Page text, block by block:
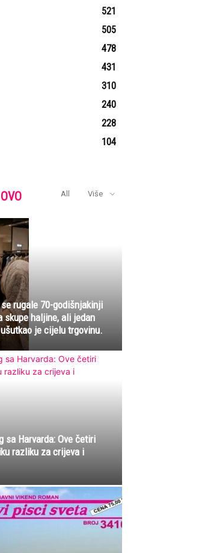
521
505
478
431
310
240
228
104
All Više
rugale 70-godišnjakinji
skupe haljine, ali jedan
je cijelu trgovinu.
sa Harvarda: Ove četiri
razliku za crijeva i